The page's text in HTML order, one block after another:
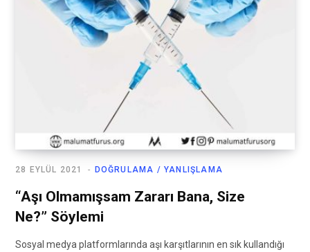
DOĞRULAMA / YANLIŞLAMA
28 EYLÜL 2021
“Aşı Olmamışsam Zararı Bana, Size
Ne?” Söylemi
Sosyal medya platformlarında aşı karşıtlarının en sık kullandığı